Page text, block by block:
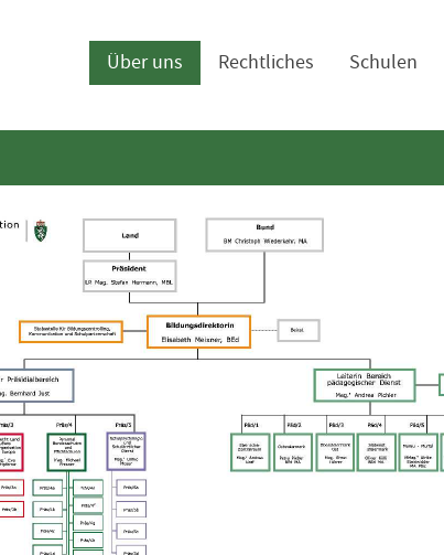
Über uns Rechtliches Schulen